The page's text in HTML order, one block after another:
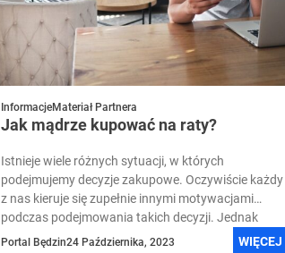
InformacjeMateriał Partnera
Jak mądrze kupować na raty?
Istnieje wiele różnych sytuacji, w których
podejmujemy decyzje zakupowe. Oczywiście każdy
z nas kieruje się zupełnie innymi motywacjami
podczas podejmowania takich decyzji. Jednak
warto jeszcze...
Portal Będzin24 Października, 2023 WIĘCEJ